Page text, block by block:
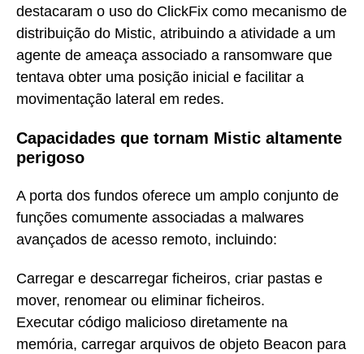
destacaram o uso do ClickFix como mecanismo de
distribuição do Mistic, atribuindo a atividade a um
agente de ameaça associado a ransomware que
tentava obter uma posição inicial e facilitar a
movimentação lateral em redes.
Capacidades que tornam Mistic altamente
perigoso
A porta dos fundos oferece um amplo conjunto de
funções comumente associadas a malwares
avançados de acesso remoto, incluindo:
Carregar e descarregar ficheiros, criar pastas e
mover, renomear ou eliminar ficheiros.
Executar código malicioso diretamente na
memória, carregar arquivos de objeto Beacon para